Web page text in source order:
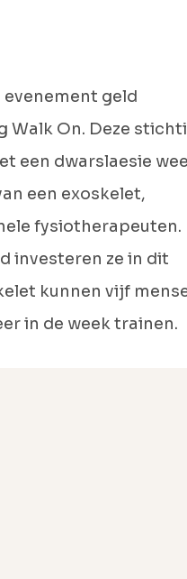
geld
Walk On. Deze
een dwarslaesie
een exoskelet,
fysiotherapeuten.
investeren ze in dit
kunnen vijf
in de week trainen.